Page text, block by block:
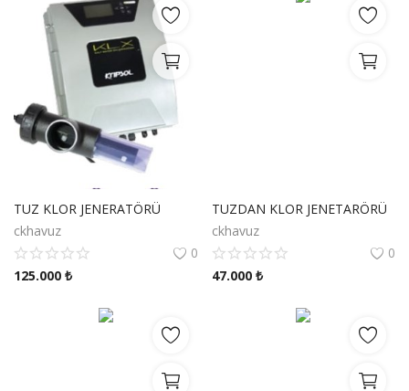
TUZ KLOR JENERATÖRÜ
ckhavuz
0
125.000 ₺
TUZDAN KLOR JENETARÖRÜ
ckhavuz
0
47.000 ₺